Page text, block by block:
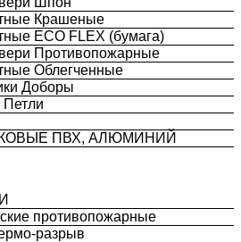
Крашеные
ECO FLEX (бумага)
Противопожарные
Облегченные
Доборы
Петли
ПВХ, АЛЮМИНИЙ
противопожарные
разрыв